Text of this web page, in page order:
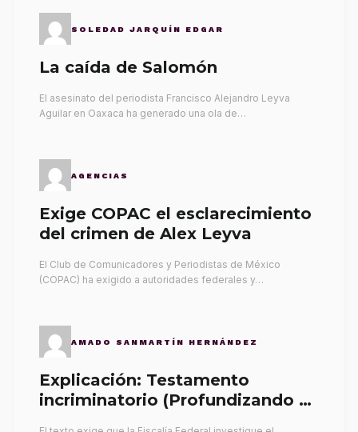
SOLEDAD JARQUÍN EDGAR
La caída de Salomón
El asesinato del periodista Francisco Alejandro Leyva
Aguilar en Oaxaca ha generado una ola de…
AGENCIAS
Exige COPAC el esclarecimiento
del crimen de Alex Leyva
El Club de Comunicadores y Periodistas de México
(COPAC) ha exigido a autoridades federales y…
AMADO SANMARTÍN HERNÁNDEZ
Explicación: Testamento
incriminatorio (Profundizando su